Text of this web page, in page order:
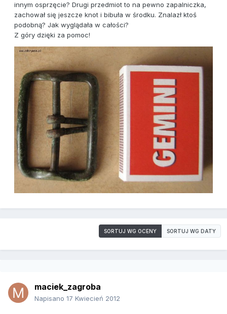
innym osprzęcie? Drugi przedmiot to na pewno zapalniczka,
zachował się jeszcze knot i bibuła w środku. Znalazł ktoś
podobną? Jak wyglądała w całości?
Z góry dzięki za pomoc!
SORTUJ WG OCENY SORTUJ WG DATY
maciek_zagroba
Napisano 17 Kwiecień 2012